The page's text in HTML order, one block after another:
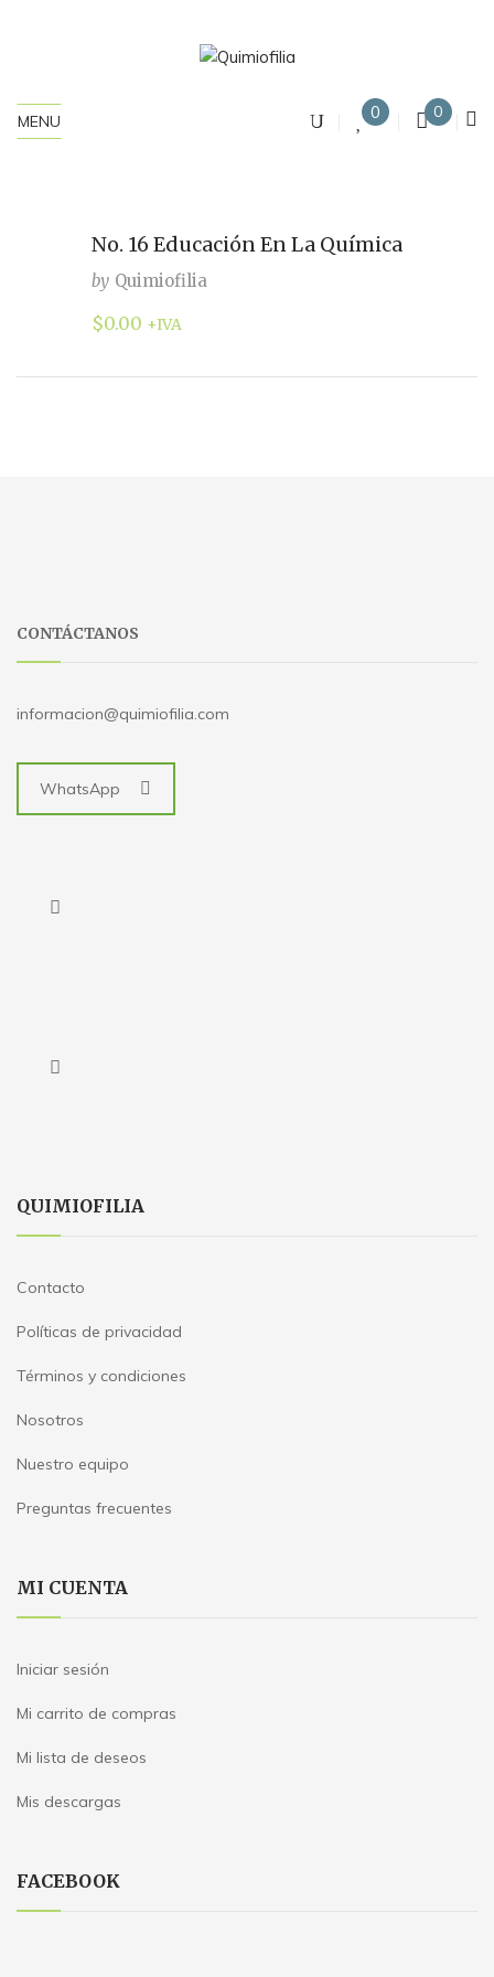
MENU 0 0
No. 16 Educación En La Química
by Quimiofilia
$0.00 +IVA
CONTÁCTANOS
informacion@quimiofilia.com
WhatsApp
QUIMIOFILIA
Contacto
Políticas de privacidad
Términos y condiciones
Nosotros
Nuestro equipo
Preguntas frecuentes
MI CUENTA
Iniciar sesión
Mi carrito de compras
Mi lista de deseos
Mis descargas
FACEBOOK